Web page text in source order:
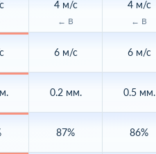
4 м/с
← В
6 м/с
0.2 мм.
87%
4 м/с
← В
6 м/с
0.5 мм.
86%